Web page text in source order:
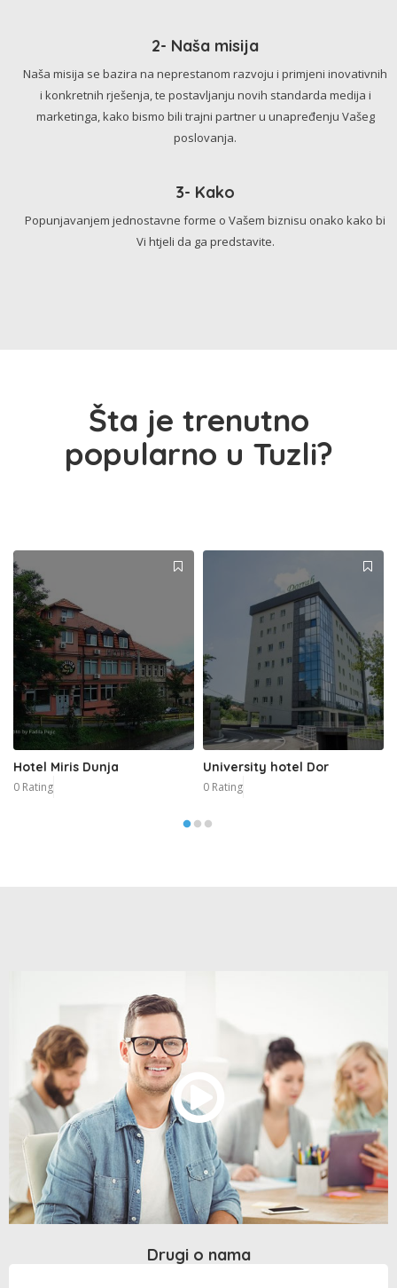
2- Naša misija
Naša misija se bazira na neprestanom razvoju i primjeni inovativnih
i konkretnih rješenja, te postavljanju novih standarda medija i
marketinga, kako bismo bili trajni partner u unapređenju Vašeg
poslovanja.
3- Kako
Popunjavanjem jednostavne forme o Vašem biznisu onako kako bi
Vi htjeli da ga predstavite.
Šta je trenutno
popularno u Tuzli?
Hotel Miris Dunja
0 Rating
University hotel Dor
0 Rating
Drugi o nama